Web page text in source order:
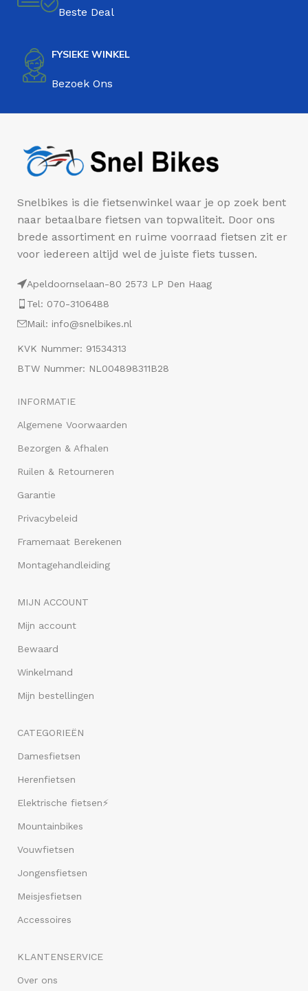
Beste Deal
FYSIEKE WINKEL
Bezoek Ons
Snelbikes is die fietsenwinkel waar je op zoek bent
naar betaalbare fietsen van topwaliteit. Door ons
brede assortiment en ruime voorraad fietsen zit er
voor iedereen altijd wel de juiste fiets tussen.
Apeldoornselaan-80 2573 LP Den Haag
Tel: 070-3106488
Mail: info@snelbikes.nl
KVK Nummer: 91534313
BTW Nummer: NL004898311B28
INFORMATIE
Algemene Voorwaarden
Bezorgen & Afhalen
Ruilen & Retourneren
Garantie
Privacybeleid
Framemaat Berekenen
Montagehandleiding
MIJN ACCOUNT
Mijn account
Bewaard
Winkelmand
Mijn bestellingen
CATEGORIEËN
Damesfietsen
Herenfietsen
Elektrische fietsen⚡
Mountainbikes
Vouwfietsen
Jongensfietsen
Meisjesfietsen
Accessoires
KLANTENSERVICE
Over ons